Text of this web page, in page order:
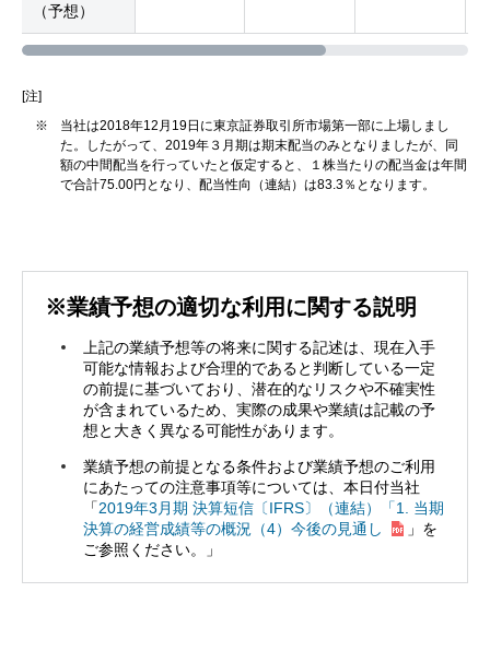
（予想）
[注]
※
当社は2018年12月19日に東京証券取引所市場第一部に上場しまし
た。したがって、2019年３月期は期末配当のみとなりましたが、同
額の中間配当を行っていたと仮定すると、１株当たりの配当金は年間
で合計75.00円となり、配当性向（連結）は83.3％となります。
※業績予想の適切な利用に関する説明
上記の業績予想等の将来に関する記述は、現在入手
可能な情報および合理的であると判断している一定
の前提に基づいており、潜在的なリスクや不確実性
が含まれているため、実際の成果や業績は記載の予
想と大きく異なる可能性があります。
業績予想の前提となる条件および業績予想のご利用
にあたっての注意事項等については、本日付当社
「2019年3月期 決算短信〔IFRS〕（連結）「1. 当期
決算の経営成績等の概況（4）今後の見通し
」を
ご参照ください。」